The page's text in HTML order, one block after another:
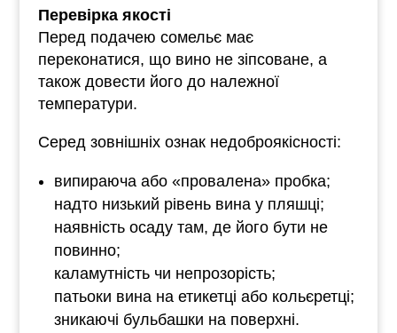
Перевірка якості
Перед подачею сомельє має
переконатися, що вино не зіпсоване, а
також довести його до належної
температури.
Серед зовнішніх ознак недоброякісності:
випираюча або «провалена» пробка;
надто низький рівень вина у пляшці;
наявність осаду там, де його бути не
повинно;
каламутність чи непрозорість;
патьоки вина на етикетці або кольєретці;
зникаючі бульбашки на поверхні.